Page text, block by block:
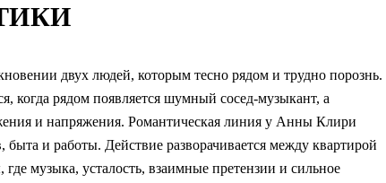
двух людей, которым тесно рядом и трудно
когда рядом появляется шумный сосед-музыкант, а
и напряжения. Романтическая линия у Анны Клири
и работы. Действие разворачивается между квартирой
музыка, усталость, взаимные претензии и сильное